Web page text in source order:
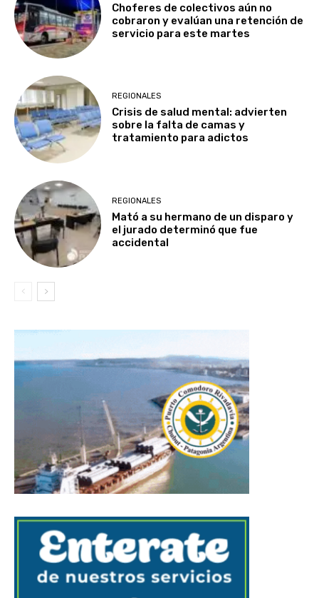
Choferes de colectivos aún no
cobraron y evalúan una retención de
servicio para este martes
REGIONALES
Crisis de salud mental: advierten
sobre la falta de camas y
tratamiento para adictos
REGIONALES
Mató a su hermano de un disparo y
el jurado determinó que fue
accidental